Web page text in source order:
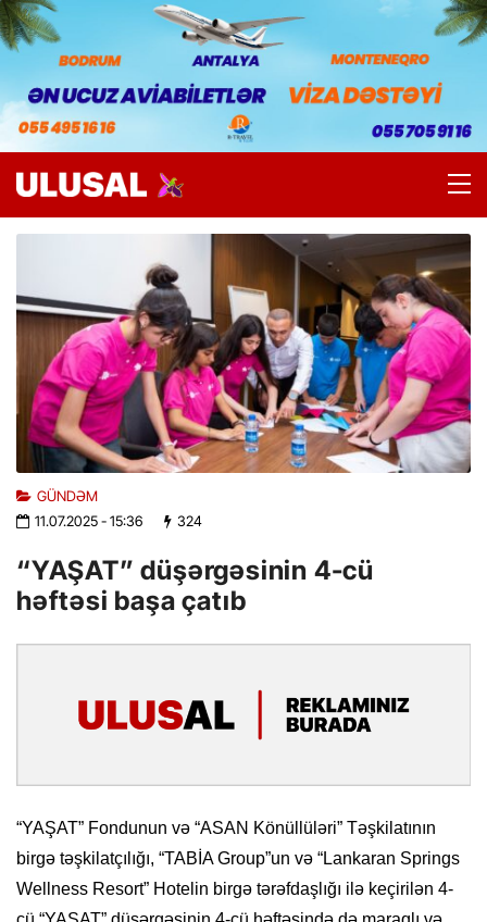
GÜNDƏM
11.07.2025- 15:36 324
“YAŞAT” düşərgəsinin 4-cü
həftəsi başa çatıb
“YAŞAT” Fondunun və “ASAN Könüllüləri” Təşkilatının
birgə təşkilatçılığı, “TABİA Group”un və “Lankaran Springs
Wellness Resort” Hotelin birgə tərəfdaşlığı ilə keçirilən 4-